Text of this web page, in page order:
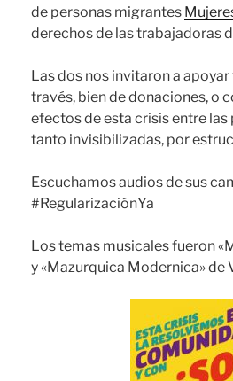
de personas migrantes
derechos de las trabajadoras
Las dos nos invitaron a
través, bien de donaciones, o
efectos de esta crisis entre
tanto invisibilizadas, por
Escuchamos audios de sus
#RegularizaciónYa
Los temas musicales fueron
y «Mazurquica Modernica» de